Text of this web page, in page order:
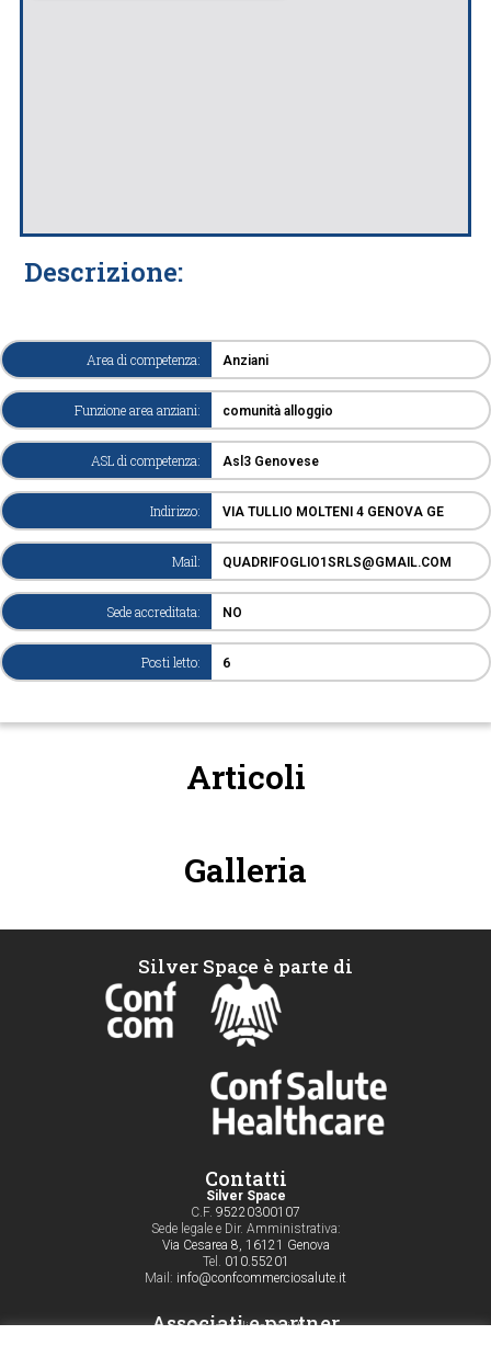
Descrizione:
Area di competenza: Anziani
Funzione area anziani: comunità alloggio
ASL di competenza: Asl3 Genovese
Indirizzo: VIA TULLIO MOLTENI 4 GENOVA GE
Mail: QUADRIFOGLIO1SRLS@GMAIL.COM
Sede accreditata: NO
Posti letto: 6
Articoli
Galleria
Silver Space è parte di
Contatti
Silver Space
C.F. 95220300107
Sede legale e Dir. Amministrativa:
Via Cesarea 8, 16121 Genova
Tel.
010.55201
Mail: info@confcommerciosalute.it
Associati e partner
Servizi agli associati